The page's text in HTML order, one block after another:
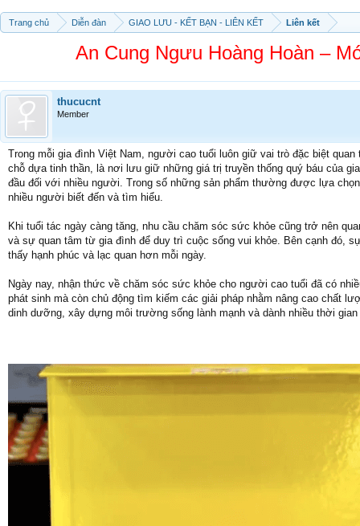
Trang chủ Diễn đàn GIAO LƯU - KẾT BẠN - LIÊN KẾT Liên kết
An Cung Ngưu Hoàng Hoàn –
thucucnt
Member
Trong mỗi gia đình Việt Nam, người cao tuổi luôn giữ vai trò đặc biệt
chỗ dựa tinh thần, là nơi lưu giữ những giá trị truyền thống quý báu của
đầu đối với nhiều người. Trong số những sản phẩm thường được lựa
nhiều người biết đến và tìm hiểu.
Khi tuổi tác ngày càng tăng, nhu cầu chăm sóc sức khỏe cũng trở nên
và sự quan tâm từ gia đình để duy trì cuộc sống vui khỏe. Bên cạnh đó,
thấy hạnh phúc và lạc quan hơn mỗi ngày.
Ngày nay, nhận thức về chăm sóc sức khỏe cho người cao tuổi đã có
phát sinh mà còn chủ động tìm kiếm các giải pháp nhằm nâng cao chất
dinh dưỡng, xây dựng môi trường sống lành mạnh và dành nhiều thời